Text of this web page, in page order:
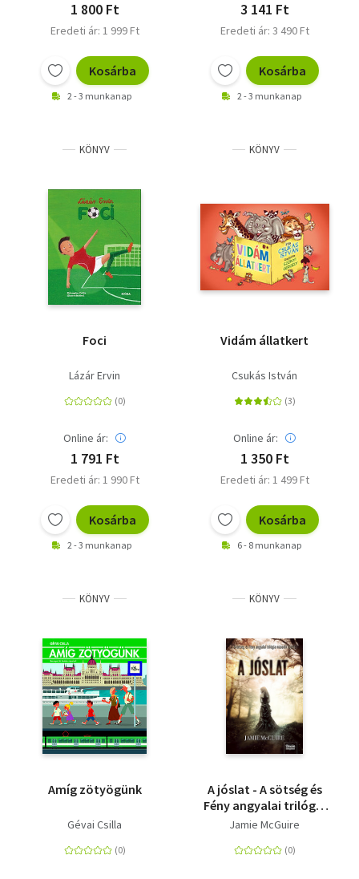
1 800 Ft
Eredeti ár: 1 999 Ft
Kosárba
2 - 3 munkanap
3 141 Ft
Eredeti ár: 3 490 Ft
Kosárba
2 - 3 munkanap
KÖNYV
Foci
Lázár Ervin
Online ár:
1 791 Ft
Eredeti ár: 1 990 Ft
Kosárba
2 - 3 munkanap
KÖNYV
Vidám állatkert
Csukás István
Online ár:
1 350 Ft
Eredeti ár: 1 499 Ft
Kosárba
6 - 8 munkanap
KÖNYV
Amíg zötyögünk
Gévai Csilla
KÖNYV
A jóslat - A sötség és
Fény angyalai trilógia
második kötete -
Jamie McGuire